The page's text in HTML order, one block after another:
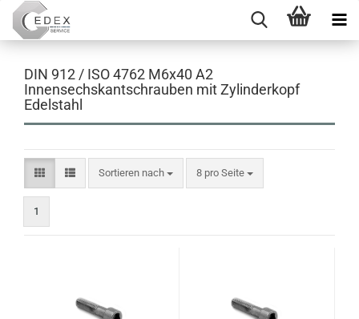
DIN 912 / ISO 4762 M6x40 A2
Innensechskantschrauben mit Zylinderkopf
Edelstahl
Sortieren nach
Sortieren nach 8 pro Seite
pro Seite
1